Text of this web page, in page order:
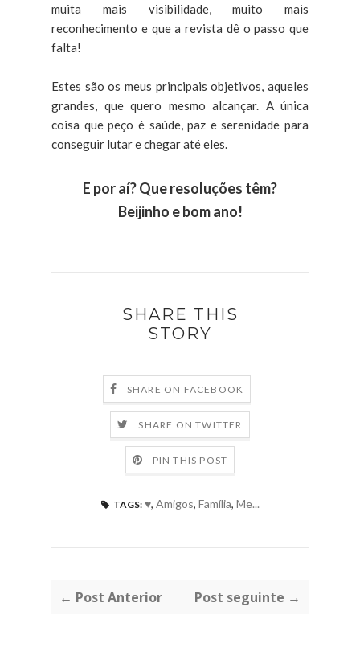
muita mais visibilidade, muito mais
reconhecimento e que a revista dê o passo que
falta!
Estes são os meus principais objetivos, aqueles
grandes, que quero mesmo alcançar. A única
coisa que peço é saúde, paz e serenidade para
conseguir lutar e chegar até eles.
E por aí? Que resoluções têm?
Beijinho e bom ano!
SHARE THIS
STORY
SHARE ON FACEBOOK
SHARE ON TWITTER
PIN THIS POST
TAGS: ♥, Amigos, Família, Me...
← Post Anterior Post seguinte →